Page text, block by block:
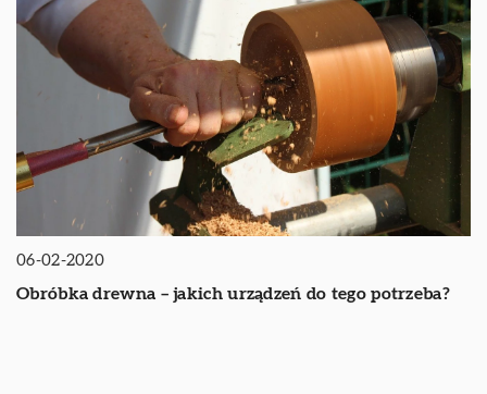
06-02-2020
Obróbka drewna – jakich urządzeń do tego potrzeba?